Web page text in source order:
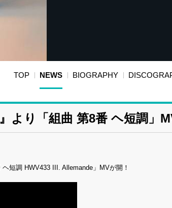
TOP NEWS BIOGRAPHY
より「組曲 第8番 ヘ短調」
短調 HWV433 III. Allemande」MVが開！